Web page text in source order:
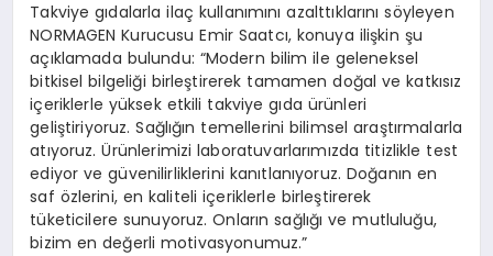
Takviye gıdalarla ilaç kullanımını azalttıklarını söyleyen
NORMAGEN Kurucusu Emir Saatcı, konuya ilişkin şu
açıklamada bulundu: “Modern bilim ile geleneksel
bitkisel bilgeliği birleştirerek tamamen doğal ve katkısız
içeriklerle yüksek etkili takviye gıda ürünleri
geliştiriyoruz. Sağlığın temellerini bilimsel araştırmalarla
atıyoruz. Ürünlerimizi laboratuvarlarımızda titizlikle test
ediyor ve güvenilirliklerini kanıtlanıyoruz. Doğanın en
saf özlerini, en kaliteli içeriklerle birleştirerek
tüketicilere sunuyoruz. Onların sağlığı ve mutluluğu,
bizim en değerli motivasyonumuz.”